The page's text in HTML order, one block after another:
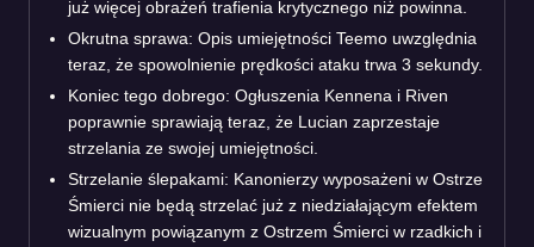
już więcej obrażeń trafienia krytycznego niż powinna.
Okrutna sprawa: Opis umiejętności Teemo uwzględnia
teraz, że spowolnienie prędkości ataku trwa 3 sekundy.
Koniec tego dobrego: Ogłuszenia Kennena i Riven
poprawnie sprawiają teraz, że Lucian zaprzestaje
strzelania ze swojej umiejętności.
Strzelanie ślepakami: Kanonierzy wyposażeni w Ostrze
Śmierci nie będą strzelać już z niedziałającym efektem
wizualnym powiązanym z Ostrzem Śmierci w rzadkich i